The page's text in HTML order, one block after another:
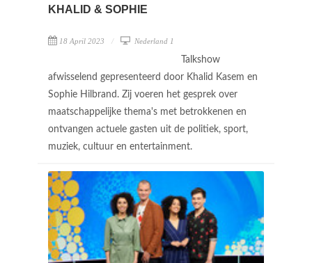
KHALID & SOPHIE
18 April 2023 Nederland 1
Talkshow
afwisselend gepresenteerd door Khalid Kasem en
Sophie Hilbrand. Zij voeren het gesprek over
maatschappelijke thema's met betrokkenen en
ontvangen actuele gasten uit de politiek, sport,
muziek, cultuur en entertainment.